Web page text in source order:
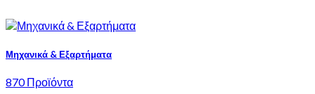
Μηχανικά & Εξαρτήματα
870 Προϊόντα